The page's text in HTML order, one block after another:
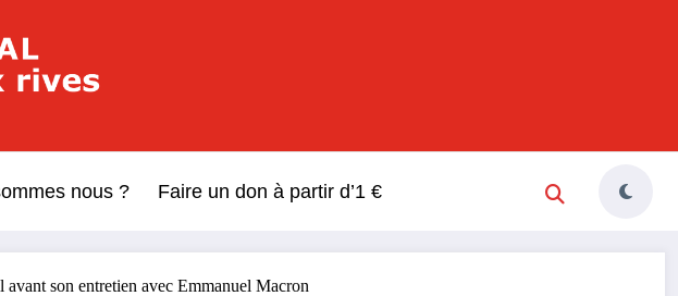
Deux Rives
nous ? Faire un don à partir d’1 €
son entretien avec Emmanuel Macron